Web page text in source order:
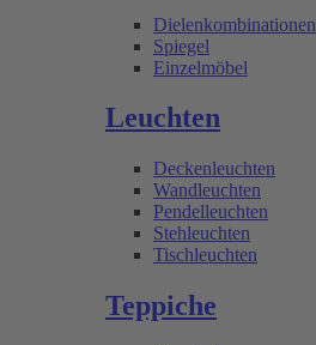
Dielenkombinationen
Spiegel
Einzelmöbel
Leuchten
Deckenleuchten
Wandleuchten
Pendelleuchten
Stehleuchten
Tischleuchten
Teppiche